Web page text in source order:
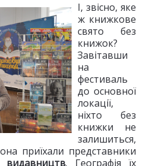
І, звісно, яке
ж книжкове
свято без
книжок?
Завітавши
на
фестиваль
до основної
локації,
ніхто без
книжки не
залишиться,
приїхали представники
видавництв. Географія їх